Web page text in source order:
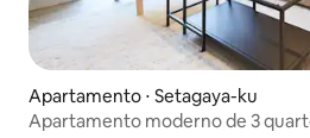
Apartamento ⋅ Setagaya-ku
Apartamento moderno de 3